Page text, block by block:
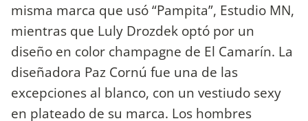
misma marca que usó “Pampita”, Estudio MN,
mientras que Luly Drozdek optó por un
diseño en color champagne de El Camarín. La
diseñadora Paz Cornú fue una de las
excepciones al blanco, con un vestiudo sexy
en plateado de su marca. Los hombres